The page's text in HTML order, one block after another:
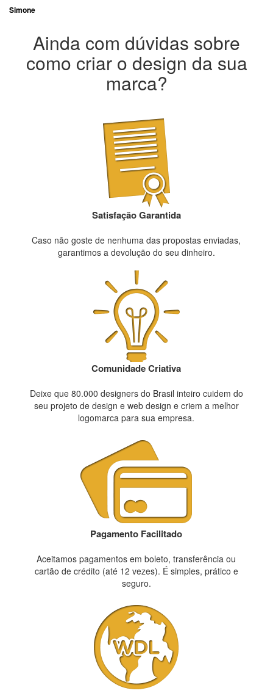
Simone
Ainda com dúvidas sobre
como criar o design da sua
marca?
Satisfação Garantida
Caso não goste de nenhuma das propostas enviadas,
garantimos a devolução do seu dinheiro.
Comunidade Criativa
Deixe que 80.000 designers do Brasil inteiro cuidem do
seu projeto de design e web design e criem a melhor
logomarca para sua empresa.
Pagamento Facilitado
Aceitamos pagamentos em boleto, transferência ou
cartão de crédito (até 12 vezes). É simples, prático e
seguro.